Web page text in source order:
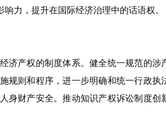
力，提升在国际经济治理中的话语权。
产权的制度体系。健全统一规范的涉
则和程序，进一步明确和统一行政执
身财产安全。推动知识产权诉讼制度创